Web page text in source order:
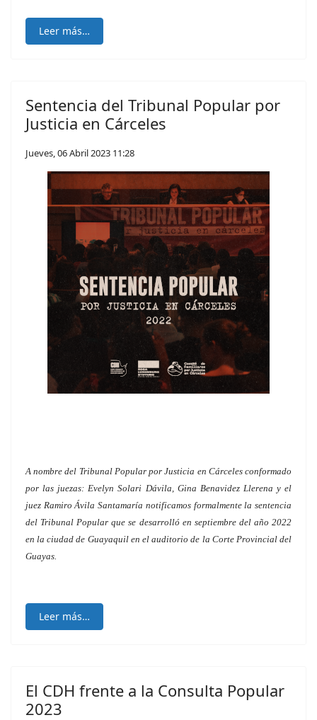
Leer más…
Sentencia del Tribunal Popular por
Justicia en Cárceles
Jueves, 06 Abril 2023 11:28
A nombre del Tribunal Popular por Justicia en Cárceles conformado
por las juezas: Evelyn Solari Dávila, Gina Benavidez Llerena y el
juez Ramiro Ávila Santamaría notificamos formalmente la sentencia
del Tribunal Popular que se desarrolló en septiembre del año 2022
en la ciudad de Guayaquil en el auditorio de la Corte Provincial del
Guayas.
Leer más…
El CDH frente a la Consulta Popular
2023